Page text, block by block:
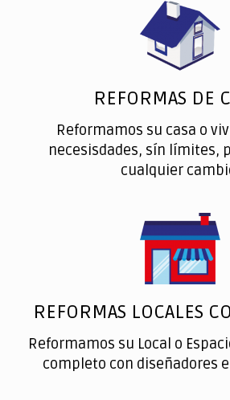
REFORMAS DE
Reformamos su casa o
necesisdades, sín límites,
cualquier
REFORMAS LOCALES
Reformamos su Local o
completo con diseñadores